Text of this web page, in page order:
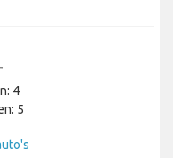
4
5